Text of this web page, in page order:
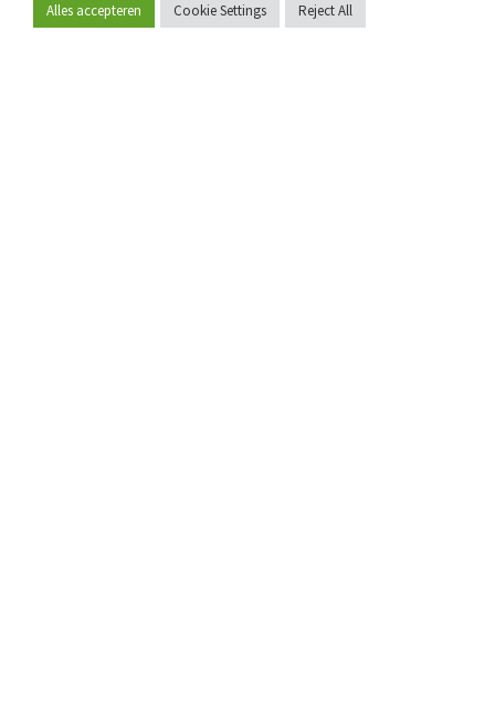
Word lid
Alles accepteren Cookie Settings Reject All